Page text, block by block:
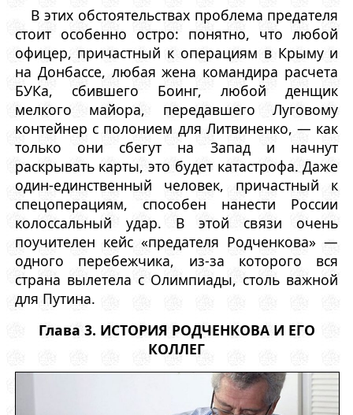
В этих обстоятельствах проблема предателя
стоит особенно остро: понятно, что любой
офицер, причастный к операциям в Крыму и
на Донбассе, любая жена командира расчета
БУКа, сбившего Боинг, любой денщик
мелкого майора, передавшего Луговому
контейнер с полонием для Литвиненко, — как
только они сбегут на Запад и начнут
раскрывать карты, это будет катастрофа. Даже
один-единственный человек, причастный к
спецоперациям, способен нанести России
колоссальный удар. В этой связи очень
поучителен кейс «предателя Родченкова» —
одного перебежчика, из-за которого вся
страна вылетела с Олимпиады, столь важной
для Путина.
Глава 3. ИСТОРИЯ РОДЧЕНКОВА И ЕГО
КОЛЛЕГ